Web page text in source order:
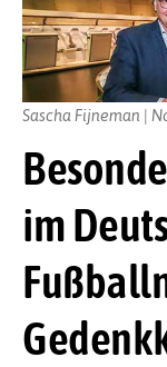
im
Sascha Fijneman |